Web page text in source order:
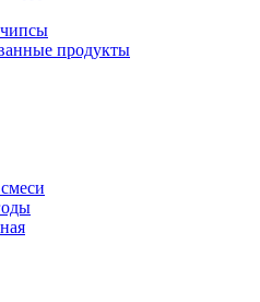
продукты